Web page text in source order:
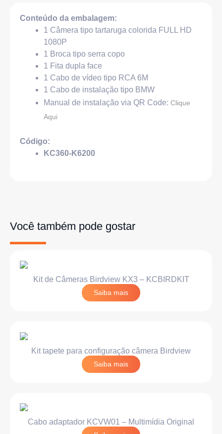
Conteúdo da embalagem:
1 Câmera tipo tartaruga colorida FULL HD
1080P
1 Broca tipo serra copo
1 Fita dupla face
1 Cabo de vídeo tipo RCA 6M
1 Cabo de instalação tipo BMW
Manual de instalação via QR Code: Clique
Aqui
Código:
KC360-K6200
Você também pode gostar
Kit de Câmeras Birdview KX3 – KCBIRDKIT
Saiba mais
Kit tapete para configuração câmera Birdview
Saiba mais
Cabo adaptador KCVW01 – Multimídia Original